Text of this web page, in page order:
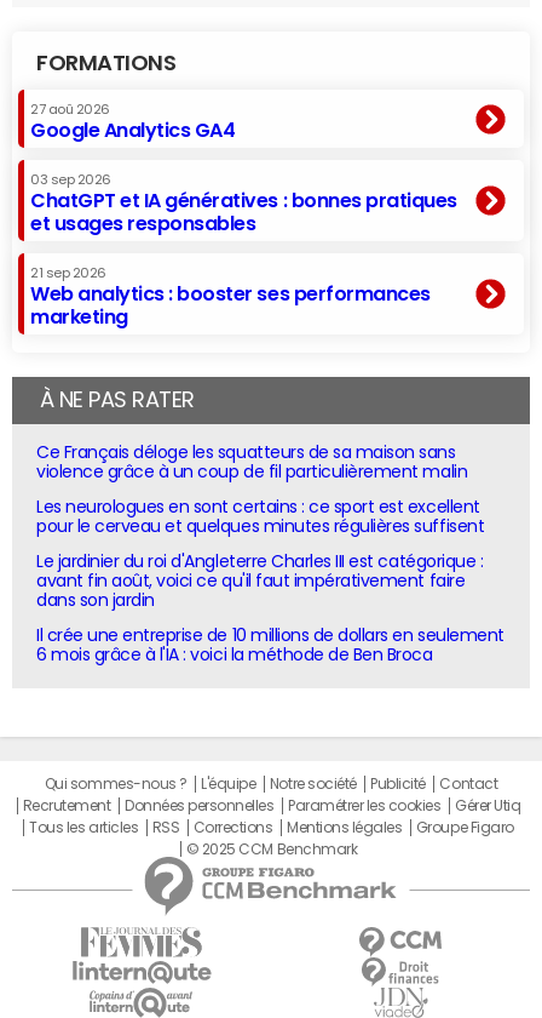
FORMATIONS
27 aoû 2026
Google Analytics GA4
03 sep 2026
ChatGPT et IA génératives : bonnes pratiques
et usages responsables
21 sep 2026
Web analytics : booster ses performances
marketing
À NE PAS RATER
Ce Français déloge les squatteurs de sa maison sans
violence grâce à un coup de fil particulièrement malin
Les neurologues en sont certains : ce sport est excellent
pour le cerveau et quelques minutes régulières suffisent
Le jardinier du roi d'Angleterre Charles III est catégorique :
avant fin août, voici ce qu'il faut impérativement faire
dans son jardin
Il crée une entreprise de 10 millions de dollars en seulement
6 mois grâce à l'IA : voici la méthode de Ben Broca
Qui sommes-nous ? L'équipe Notre société Publicité
Contact
Recrutement
Données personnelles Paramétrer les cookies
Gérer Utiq
Tous les articles
RSS Corrections Mentions légales
Groupe Figaro
© 2025 CCM Benchmark